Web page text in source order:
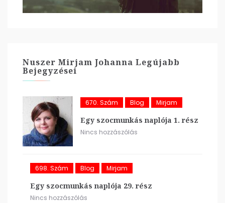
Nuszer Mirjam Johanna Legújabb
Bejegyzései
670. Szám Blog Mirjam
Egy szocmunkás naplója 1. rész
Nincs hozzászólás
698. Szám Blog Mirjam
Egy szocmunkás naplója 29. rész
Nincs hozzászólás